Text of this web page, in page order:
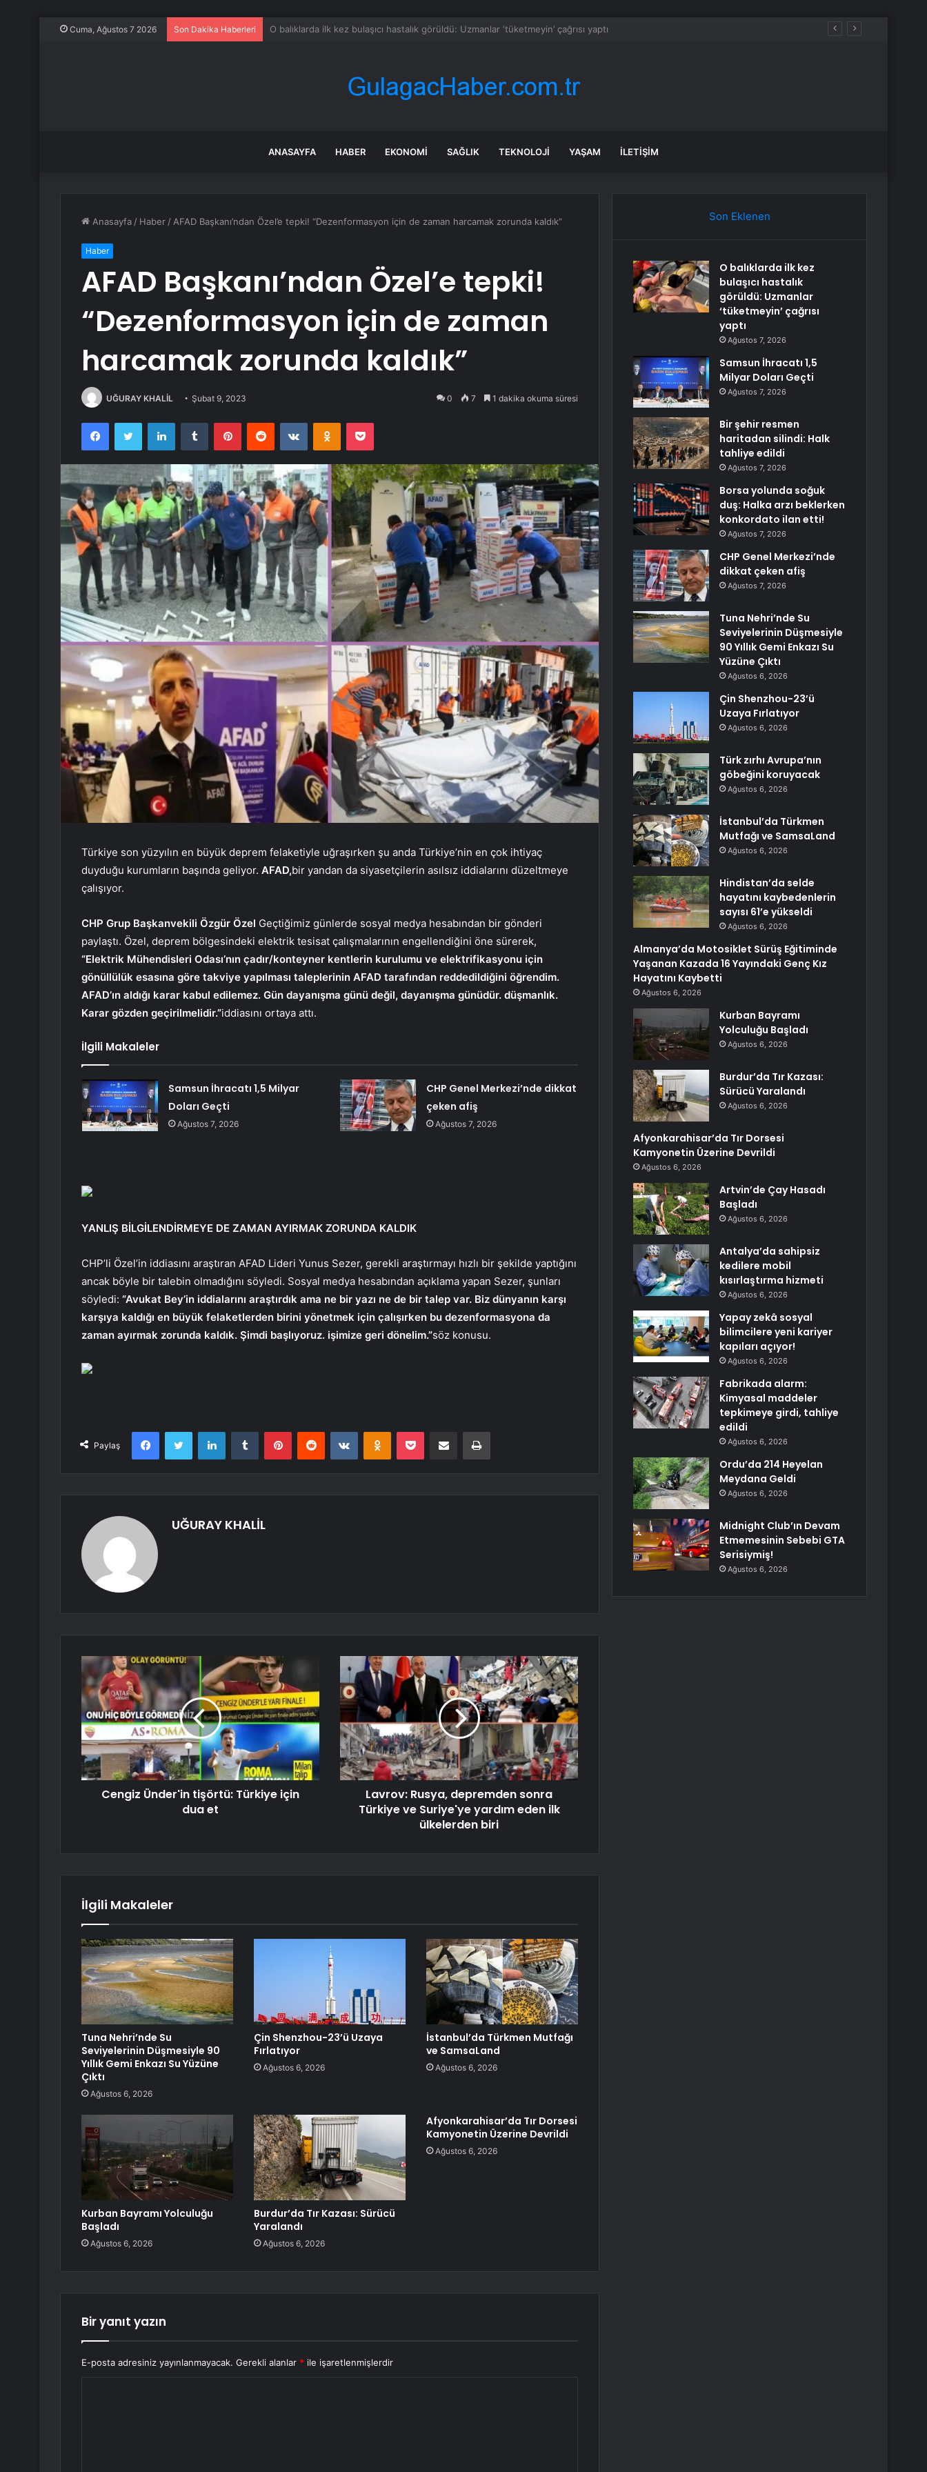
Cuma, Ağustos 7 2026 Son Dakika Haberleri Samsun İhracatı 1,5 Milyar Doları Geçti
ANASAYFA HABER EKONOMI SAĞLIK TEKNOLOJI YAŞAM İLETIŞIM
Anasayfa / Haber / AFAD Başkanı’ndan Özel’e tepki! “Dezenformasyon için de zaman harcamak zorunda kaldık”
Haber
AFAD Başkanı’ndan Özel’e tepki!
“Dezenformasyon için de zaman
harcamak zorunda kaldık”
UĞURAY KHALİL Şubat 9, 2023 0 7 1 dakika okuma süresi
FacebookTwitter LinkedInTumblr PinterestReddit VKontakteOdnoklassniki
Pocket
Türkiye son yüzyılın en büyük deprem felaketiyle uğraşırken şu anda Türkiye’nin en çok ihtiyaç
duyduğu kurumların başında geliyor. AFAD,bir yandan da siyasetçilerin asılsız iddialarını düzeltmeye
çalışıyor.
CHP Grup Başkanvekili Özgür Özel Geçtiğimiz günlerde sosyal medya hesabından bir gönderi
paylaştı. Özel, deprem bölgesindeki elektrik tesisat çalışmalarının engellendiğini öne sürerek,
“Elektrik Mühendisleri Odası’nın çadır/konteyner kentlerin kurulumu ve elektrifikasyonu için
gönüllülük esasına göre takviye yapılması taleplerinin AFAD tarafından reddedildiğini öğrendim.
AFAD’ın aldığı karar kabul edilemez. Gün dayanışma günü değil, dayanışma günüdür. düşmanlık.
Karar gözden geçirilmelidir.”iddiasını ortaya attı.
İlgili Makaleler
Samsun İhracatı 1,5 Milyar
Doları Geçti
Ağustos 7, 2026
CHP Genel Merkezi’nde dikkat
çeken afiş
Ağustos 7, 2026
YANLIŞ BİLGİLENDİRMEYE DE ZAMAN AYIRMAK ZORUNDA KALDIK
CHP’li Özel’in iddiasını araştıran AFAD Lideri Yunus Sezer, gerekli araştırmayı hızlı bir şekilde yaptığını
ancak böyle bir talebin olmadığını söyledi. Sosyal medya hesabından açıklama yapan Sezer, şunları
söyledi: “Avukat Bey’in iddialarını araştırdık ama ne bir yazı ne de bir talep var. Biz dünyanın karşı
karşıya kaldığı en büyük felaketlerden birini yönetmek için çalışırken bu dezenformasyona da
zaman ayırmak zorunda kaldık. Şimdi başlıyoruz. işimize geri dönelim.”söz konusu.
Paylaş
FacebookTwitter LinkedInTumblr PinterestReddit VKontakteOdnoklassniki
Pocket E-Posta ile paylaş Yazdır
UĞURAY KHALİL
Cengiz Ünder'in tişörtü: Türkiye için
dua et
Lavrov: Rusya, depremden sonra
Türkiye ve Suriye'ye yardım eden ilk
ülkelerden biri
İlgili Makaleler
Tuna Nehri’nde Su
Seviyelerinin Düşmesiyle 90
Yıllık Gemi Enkazı Su Yüzüne
Çıktı
Ağustos 6, 2026
Çin Shenzhou-23’ü Uzaya
Fırlatıyor
Ağustos 6, 2026
İstanbul’da Türkmen Mutfağı
ve SamsaLand
Ağustos 6, 2026
Kurban Bayramı Yolculuğu
Başladı
Ağustos 6, 2026
Burdur’da Tır Kazası: Sürücü
Yaralandı
Ağustos 6, 2026
Afyonkarahisar’da Tır Dorsesi
Kamyonetin Üzerine Devrildi
Ağustos 6, 2026
Bir yanıt yazın
E-posta adresiniz yayınlanmayacak. Gerekli alanlar * ile işaretlenmişlerdir
Son Eklenen
O balıklarda ilk kez
bulaşıcı hastalık
görüldü: Uzmanlar
‘tüketmeyin’ çağrısı
yaptı
Ağustos 7, 2026
Samsun İhracatı 1,5
Milyar Doları Geçti
Ağustos 7, 2026
Bir şehir resmen
haritadan silindi: Halk
tahliye edildi
Ağustos 7, 2026
Borsa yolunda soğuk
duş: Halka arzı beklerken
konkordato ilan etti!
Ağustos 7, 2026
CHP Genel Merkezi’nde
dikkat çeken afiş
Ağustos 7, 2026
Tuna Nehri’nde Su
Seviyelerinin Düşmesiyle
90 Yıllık Gemi Enkazı Su
Yüzüne Çıktı
Ağustos 6, 2026
Çin Shenzhou-23’ü
Uzaya Fırlatıyor
Ağustos 6, 2026
Türk zırhı Avrupa’nın
göbeğini koruyacak
Ağustos 6, 2026
İstanbul’da Türkmen
Mutfağı ve SamsaLand
Ağustos 6, 2026
Hindistan’da selde
hayatını kaybedenlerin
sayısı 61’e yükseldi
Ağustos 6, 2026
Almanya’da Motosiklet Sürüş Eğitiminde
Yaşanan Kazada 16 Yayındaki Genç Kız
Hayatını Kaybetti
Ağustos 6, 2026
Kurban Bayramı
Yolculuğu Başladı
Ağustos 6, 2026
Burdur’da Tır Kazası:
Sürücü Yaralandı
Ağustos 6, 2026
Afyonkarahisar’da Tır Dorsesi
Kamyonetin Üzerine Devrildi
Ağustos 6, 2026
Artvin’de Çay Hasadı
Başladı
Ağustos 6, 2026
Antalya’da sahipsiz
kedilere mobil
kısırlaştırma hizmeti
Ağustos 6, 2026
Yapay zekâ sosyal
bilimcilere yeni kariyer
kapıları açıyor!
Ağustos 6, 2026
Fabrikada alarm:
Kimyasal maddeler
tepkimeye girdi, tahliye
edildi
Ağustos 6, 2026
Ordu’da 214 Heyelan
Meydana Geldi
Ağustos 6, 2026
Midnight Club’ın Devam
Etmemesinin Sebebi GTA
Serisiymiş!
Ağustos 6, 2026